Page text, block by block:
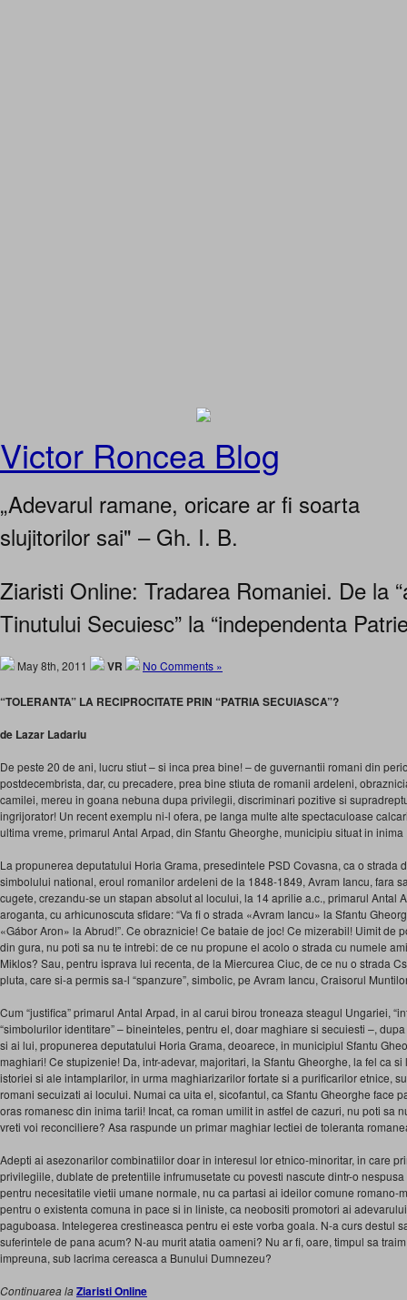
Victor Roncea Blog
„Adevarul ramane, oricare ar fi soarta
slujitorilor sai" – Gh. I. B.
Ziaristi Online: Tradarea Romaniei. De la
Tinutului Secuiesc” la “independenta
May 8th, 2011 VR No Comments »
“TOLERANTA” LA RECIPROCITATE PRIN “PATRIA SECUIASCA”?
de Lazar Ladariu
De peste 20 de ani, lucru stiut – si inca prea bine! – de guvernantii romani din
postdecembrista, dar, cu precadere, prea bine stiuta de romanii ardeleni,
camilei, mereu in goana nebuna dupa privilegii, discriminari pozitive si
ingrijorator! Un recent exemplu ni-l ofera, pe langa multe alte spectaculoase
ultima vreme, primarul Antal Arpad, din Sfantu Gheorghe, municipiu situat in
La propunerea deputatului Horia Grama, presedintele PSD Covasna, ca o strada
simbolului national, eroul romanilor ardeleni de la 1848-1849, Avram Iancu, fara
cugete, crezandu-se un stapan absolut al locului, la 14 aprilie a.c., primarul Antal
aroganta, cu arhicunoscuta sfidare: “Va fi o strada «Avram Iancu» la Sfantu
«Gábor Aron» la Abrud!”. Ce obraznicie! Ce bataie de joc! Ce mizerabil! Uimit de
din gura, nu poti sa nu te intrebi: de ce nu propune el acolo o strada cu numele
Miklos? Sau, pentru isprava lui recenta, de la Miercurea Ciuc, de ce nu o strada
pluta, care si-a permis sa-l “spanzure”, simbolic, pe Avram Iancu, Craisorul
Cum “justifica” primarul Antal Arpad, in al carui birou troneaza steagul Ungariei,
“simbolurilor identitare” – bineinteles, pentru el, doar maghiare si secuiesti –,
si ai lui, propunerea deputatului Horia Grama, deoarece, in municipiul Sfantu
maghiari! Ce stupizenie! Da, intr-adevar, majoritari, la Sfantu Gheorghe, la fel ca
istoriei si ale intamplarilor, in urma maghiarizarilor fortate si a purificarilor etnice,
romani secuizati ai locului. Numai ca uita el, sicofantul, ca Sfantu Gheorghe face
oras romanesc din inima tarii! Incat, ca roman umilit in astfel de cazuri, nu poti sa
vreti voi reconciliere? Asa raspunde un primar maghiar lectiei de toleranta
Adepti ai asezonarilor combinatiilor doar in interesul lor etnico-minoritar, in care
privilegiile, dublate de pretentiile infrumusetate cu povesti nascute dintr-o
pentru necesitatile vietii umane normale, nu ca partasi ai ideilor comune romano-
pentru o existenta comuna in pace si in liniste, ca neobositi promotori ai
paguboasa. Intelegerea crestineasca pentru ei este vorba goala. N-a curs destul
suferintele de pana acum? N-au murit atatia oameni? Nu ar fi, oare, timpul sa
impreuna, sub lacrima cereasca a Bunului Dumnezeu?
Continuarea laZiaristi Online